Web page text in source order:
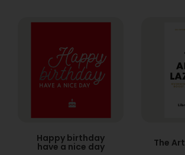
Happy birthday
have a nice day The